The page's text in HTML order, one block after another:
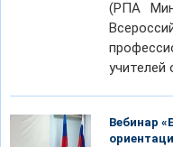
(РПА
учителей
Вебинар